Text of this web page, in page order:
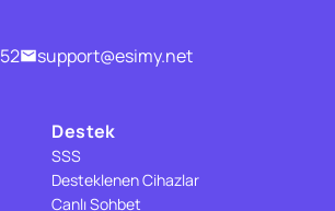
support@esimy.net
Destek
SSS
Desteklenen Cihazlar
Canlı Sohbet